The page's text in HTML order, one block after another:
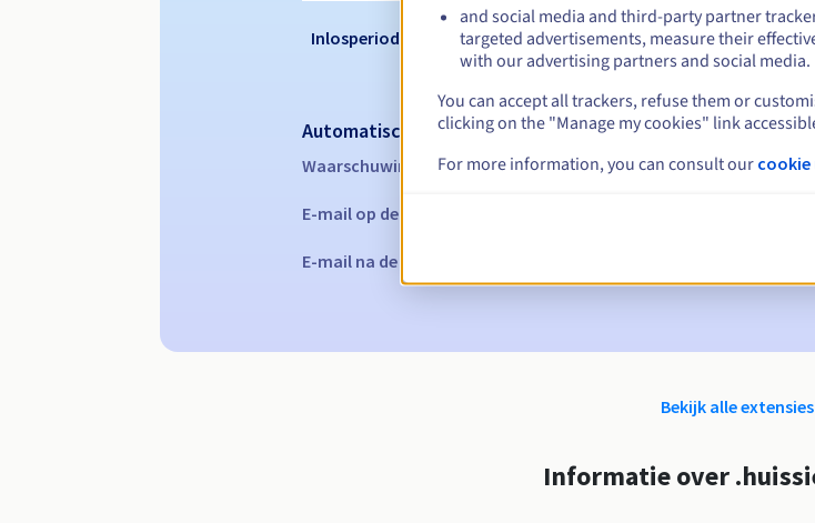
Inlosperiode
Automatische meldingen:
Waarschuwings-e-mails:60, 30, 15, 7 en 3 dagen vóór de
E-mail op de vervaldatum
E-mail na de Redemption Grace Period om de verwijdering van de
Bekijk alle extensies
Informatie over
and social media and third-party partner
targeted advertisements, measure their
with our advertising partners and social media.
You can accept all trackers, refuse them or
clicking on the "Manage my cookies" link
For more information, you can consult our